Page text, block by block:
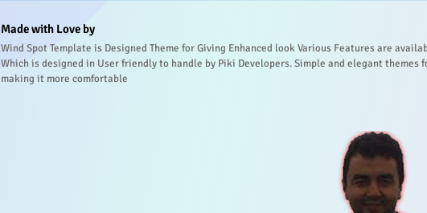
Made with Love by
Wind Spot Template is Designed Theme for Giving Enhanced look Various Features are
Which is designed in User friendly to handle by Piki Developers. Simple and elegant themes
making it more comfortable